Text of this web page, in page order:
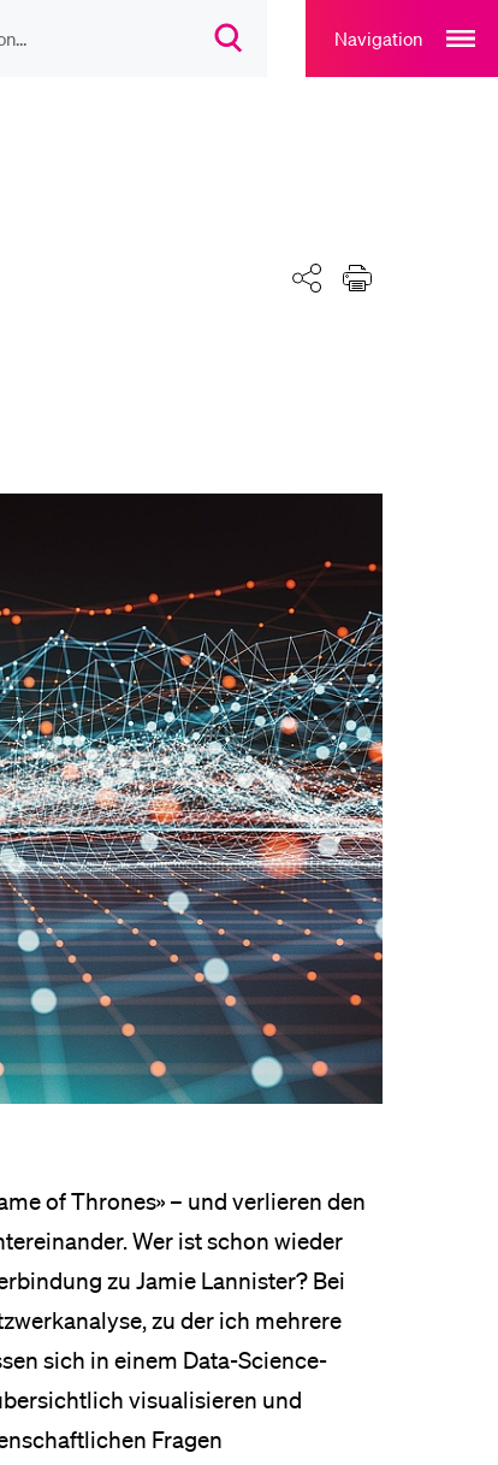
Suchdialog
Navigation
main
navigation
Teilen Drucken
of Thrones» – und verlieren den
Wer ist schon wieder
zu Jamie Lannister? Bei
zu der ich mehrere
sich in einem Data-Science-
visualisieren und
Fragen